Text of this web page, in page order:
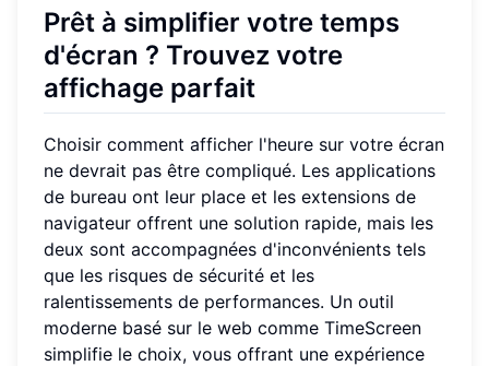
Prêt à simplifier votre temps
d'écran ? Trouvez votre
affichage parfait
Choisir comment afficher l'heure sur votre écran
ne devrait pas être compliqué. Les applications
de bureau ont leur place et les extensions de
navigateur offrent une solution rapide, mais les
deux sont accompagnées d'inconvénients tels
que les risques de sécurité et les
ralentissements de performances. Un outil
moderne basé sur le web comme TimeScreen
simplifie le choix, vous offrant une expérience